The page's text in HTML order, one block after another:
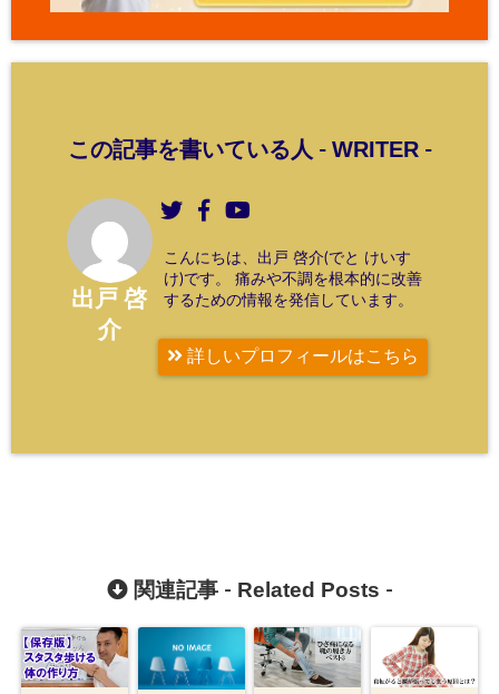
この記事を書いている人 - WRITER-
出戸 啓
介
こんにちは、出戸 啓介(でと けいす
け)です。 痛みや不調を根本的に改善
するための情報を発信しています。
詳しいプロフィールはこちら
関連記事 - Related Posts -